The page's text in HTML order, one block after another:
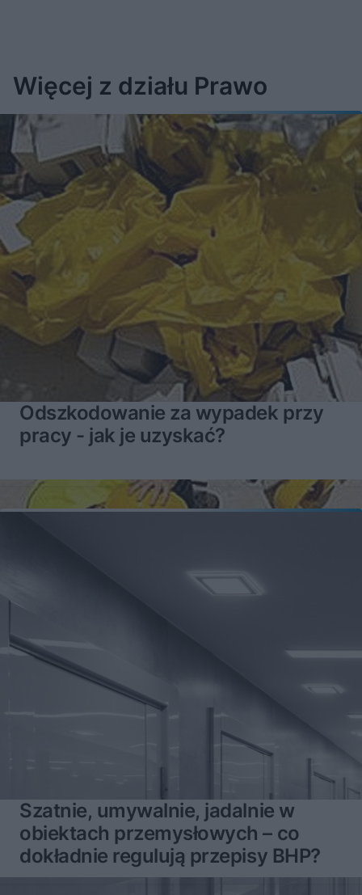
Więcej z działu Prawo
Odszkodowanie za wypadek przy
pracy - jak je uzyskać?
Szatnie, umywalnie, jadalnie w
obiektach przemysłowych – co
dokładnie regulują przepisy BHP?